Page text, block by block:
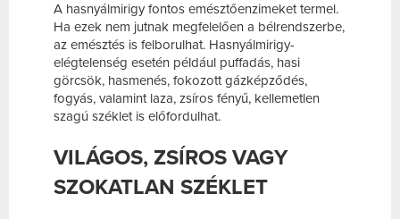
A hasnyálmirigy fontos emésztőenzimeket termel.
Ha ezek nem jutnak megfelelően a bélrendszerbe,
az emésztés is felborulhat. Hasnyálmirigy-
elégtelenség esetén például puffadás, hasi
görcsök, hasmenés, fokozott gázképződés,
fogyás, valamint laza, zsíros fényű, kellemetlen
szagú széklet is előfordulhat.
VILÁGOS, ZSÍROS VAGY
SZOKATLAN SZÉKLET